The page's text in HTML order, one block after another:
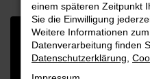
Fahrzeugdaten
einem späteren Zeitpunkt
Sie die Einwilligung
Weitere Informationen
Datenverarbeitung finden
Datenschutzerklärung